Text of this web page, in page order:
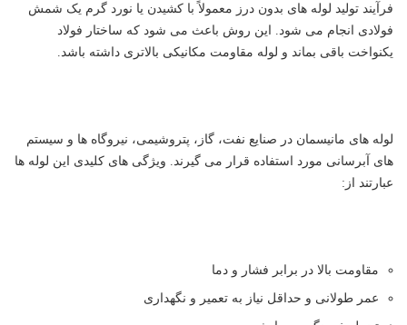
فرآیند تولید لوله های بدون درز معمولاً با کشیدن یا نورد گرم یک شمش
فولادی انجام می شود. این روش باعث می شود که ساختار فولاد
یکنواخت باقی بماند و لوله مقاومت مکانیکی بالاتری داشته باشد.
لوله های مانیسمان در صنایع نفت، گاز، پتروشیمی، نیروگاه ها و سیستم
های آبرسانی مورد استفاده قرار می گیرند. ویژگی های کلیدی این لوله ها
عبارتند از:
مقاومت بالا در برابر فشار و دما
عمر طولانی و حداقل نیاز به تعمیر و نگهداری